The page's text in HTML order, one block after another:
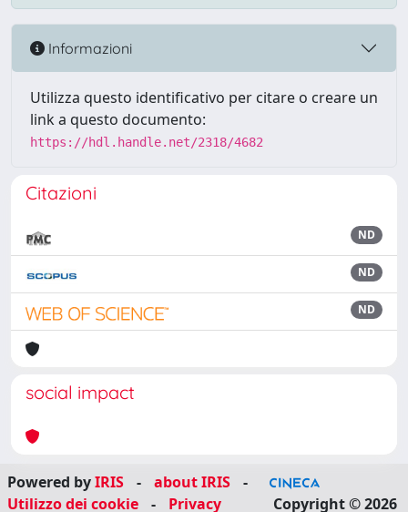
Informazioni
Utilizza questo identificativo per citare o creare un
link a questo documento:
https://hdl.handle.net/2318/4682
Citazioni
ND
ND
ND
social impact
Powered byIRIS - about IRIS
-
Utilizzo dei cookie
- Privacy Copyright © 2026